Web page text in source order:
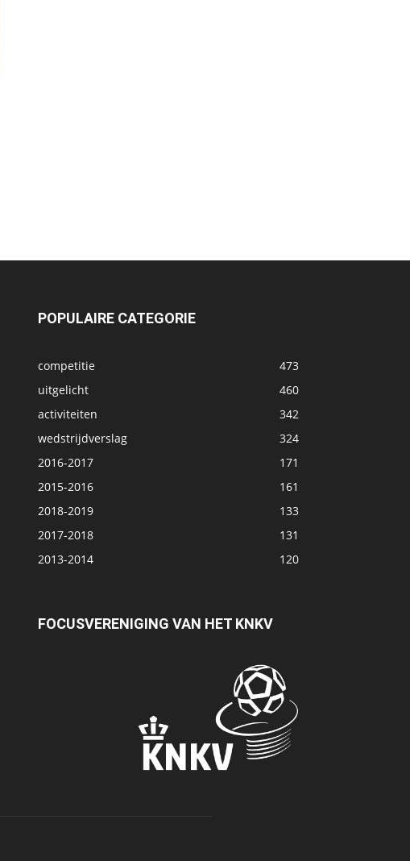
POPULAIRE CATEGORIE
competitie
473
uitgelicht
460
activiteiten
342
wedstrijdverslag
324
2016-2017
171
2015-2016
161
2018-2019
133
2017-2018
131
2013-2014
120
FOCUSVERENIGING VAN HET KNKV